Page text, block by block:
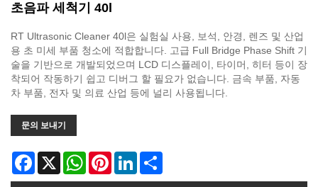
초음파 세척기 40l
RT Ultrasonic Cleaner 40l은 실험실 사용, 보석, 안경, 렌즈 및 산업
용 초 미세 부품 청소에 적합합니다. 고급 Full Bridge Phase Shift 기
술을 기반으로 개발되었으며 LCD 디스플레이, 타이머, 히터 등이 장
착되어 작동하기 쉽고 디버그 할 필요가 없습니다. 금속 부품, 자동
차 부품, 전자 및 의료 산업 등에 널리 사용됩니다.
문의 보내기
Facebook
X WhatsAppPinterestLinkedIn